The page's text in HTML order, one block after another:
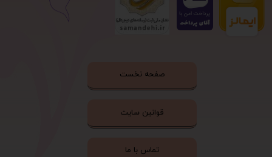
صفحه نخست
قوانین سایت
تماس با ما